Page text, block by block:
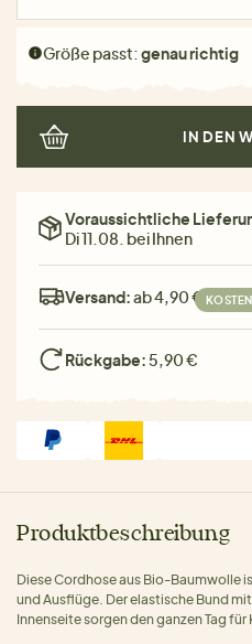
Größe passt:genau richtig
IN DEN
Voraussichtliche
Di 11.08. bei Ihnen
Versand:ab 4,90 €
Rückgabe: 5,90 €
Produktbeschreibung
Diese Cordhose aus Bio-Baumwolle
und Ausflüge. Der elastische Bund
Innenseite sorgen den ganzen Tag für